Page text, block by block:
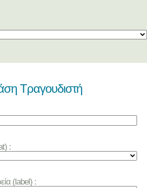
Τραγουδιστή
:
(label) :